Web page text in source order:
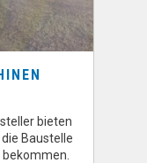
bieten
Baustelle